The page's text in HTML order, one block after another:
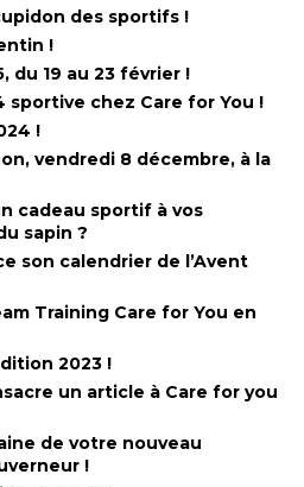
des sportifs !
!
du 19 au 23 février !
sportive chez Care for You !
!
vendredi 8 décembre, à la
cadeau sportif à vos
sapin ?
son calendrier de l’Avent
Training Care for You en
2023 !
un article à Care for you
de votre nouveau
!